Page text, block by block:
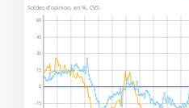
0
15
30
45
60
-15
Soldes d'opinion, en %, CVS